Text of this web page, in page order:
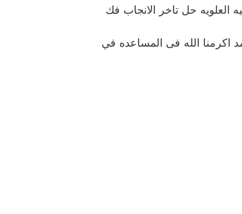
العلويه حل تاخر الانجاب فك
اكرمنا الله فى المساعده في